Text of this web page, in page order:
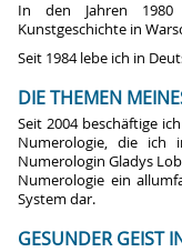
In den Jahren
Kunstgeschichte in
Seit 1984 lebe ich in
DIE THEMEN
Seit 2004 beschäftige
Numerologie, die ich
Numerologin Gladys
Numerologie ein
System dar.
GESUNDER GEIST